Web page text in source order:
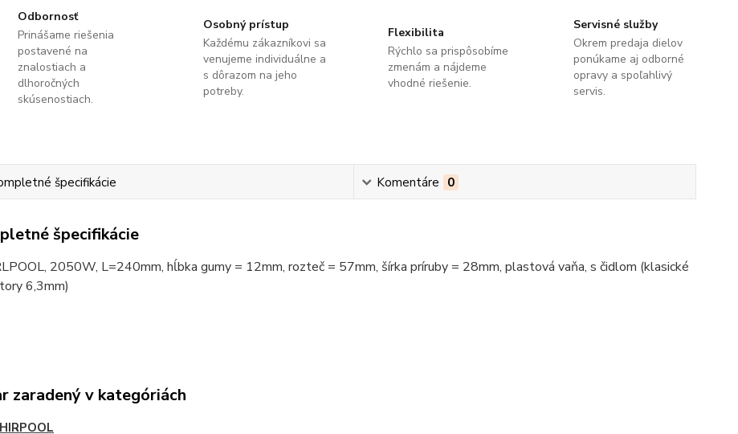
Odbornosť
Prinášame riešenia
postavené na
znalostiach a
dlhoročných
skúsenostiach.
Osobný prístup
Každému zákazníkovi sa
venujeme individuálne a
s dôrazom na jeho
potreby.
Flexibilita
Rýchlo sa prispôsobíme
zmenám a nájdeme
vhodné riešenie.
Servisné služby
Okrem predaja dielov
ponúkame aj odborné
opravy a spoľahlivý
servis.
špecifikácie Komentáre 0
špecifikácie
2050W, L=240mm, hĺbka gumy = 12mm, rozteč = 57mm, šírka príruby = 28mm, plastová vaňa, s čidlom (klasické
6,3mm)
zaradený v kategóriách